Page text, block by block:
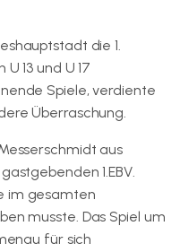
die 1.
13 und U 17
Spiele, verdiente
Überraschung.
aus
1.EBV.
im gesamten
musste. Das Spiel um
für sich